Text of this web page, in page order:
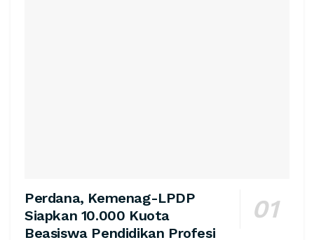
Perdana, Kemenag-LPDP
Siapkan 10.000 Kuota
Beasiswa Pendidikan Profesi